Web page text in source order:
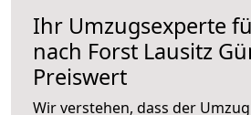
Ihr Umzugsexperte
nach Forst Lausitz
Preiswert
Wir verstehen, dass der